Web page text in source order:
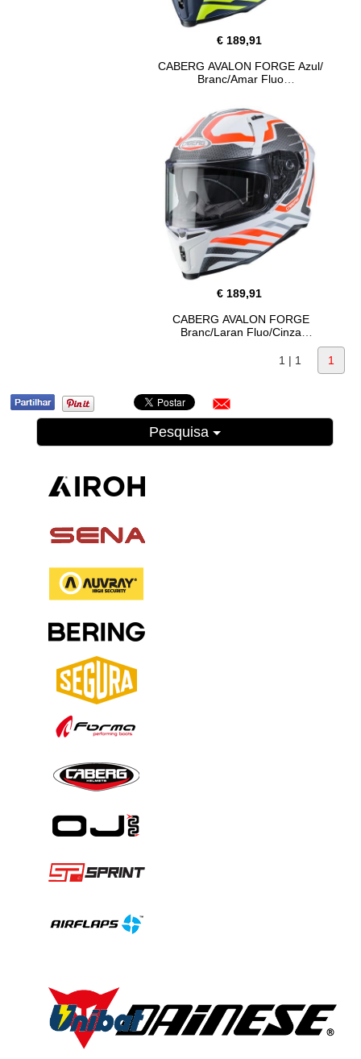
€ 189,91
CABERG AVALON FORGE Azul/
Branc/Amar Fluo
€ 189,91
CABERG AVALON FORGE
Branc/Laran Fluo/Cinza
1 | 1 1
Pesquisa